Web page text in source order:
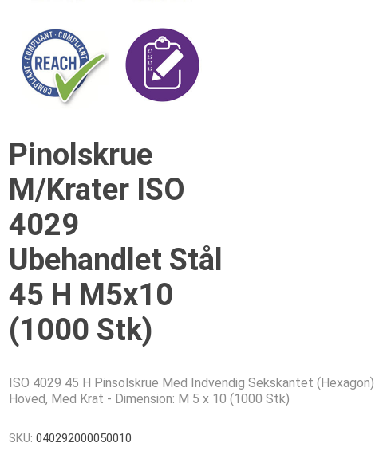
Pinolskrue
M/Krater ISO
4029
Ubehandlet Stål
45 H M5x10
(1000 Stk)
ISO 4029 45 H Pinsolskrue Med Indvendig Sekskantet (Hexagon)
Hoved, Med Krat - Dimension: M 5 x 10 (1000 Stk)
SKU: 040292000050010